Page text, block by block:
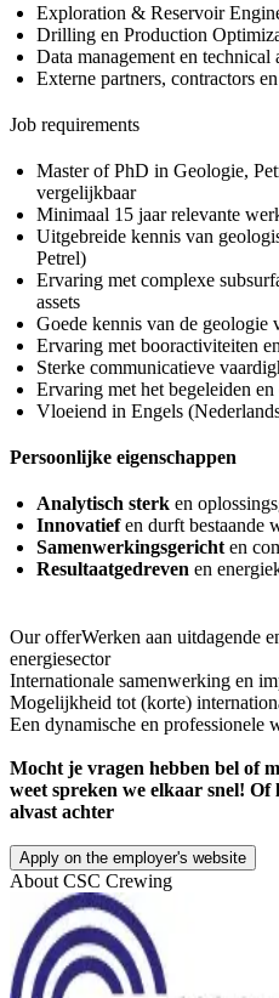
Exploration & Reservoir
Drilling en Production
Data management en technical
Externe partners, contractors
Job requirements
Master of PhD in Geologie,
vergelijkbaar
Minimaal 15 jaar relevante
Uitgebreide kennis van
Petrel)
Ervaring met complexe
assets
Goede kennis van de geologie
Ervaring met booractiviteiten
Sterke communicatieve
Ervaring met het begeleiden
Vloeiend in Engels
Persoonlijke eigenschappen
Analytisch sterk en
Innovatiefen durft bestaande
Samenwerkingsgericht en
Resultaatgedreven en
Our offerWerken aan uitdagende
energiesector
Internationale samenwerking en
Mogelijkheid tot (korte)
Een dynamische en professionele
Mocht je vragen hebben bel of
weet spreken we elkaar snel! Of
alvast achter
Apply on the employer's website
About CSC Crewing